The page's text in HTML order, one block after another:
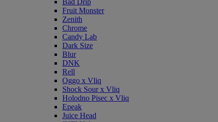
Bad Drip
Fruit Monster
Zenith
Chrome
Candy Lab
Dark Size
Blur
DNK
Rell
Oggo x Vliq
Shock Sour x Vliq
Holodno Pisec x Vliq
Epeak
Juice Head